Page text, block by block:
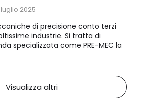
luglio 2025
di precisione conto terzi
industrie. Si tratta di
specializzata come PRE-MEC la
Visualizza altri